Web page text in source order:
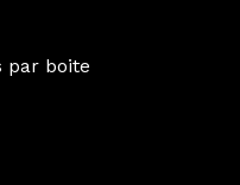
par boite